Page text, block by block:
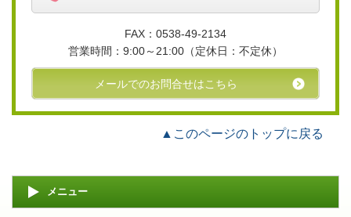
FAX：0538-49-2134
営業時間： 9:00～21:00（定休日： 不定休）
メールでのお問合せはこちら
▲このページのトップに戻る
メニュー